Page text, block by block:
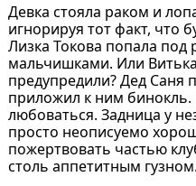
Девка стояла раком и
игнорируя тот факт, что
Лизка Токова попала под
мальчишками. Или
предупредили? Дед Саня
приложил к ним бинокль.
любоваться. Задница у
просто неописуемо
пожертвовать частью
столь аппетитным гузном.